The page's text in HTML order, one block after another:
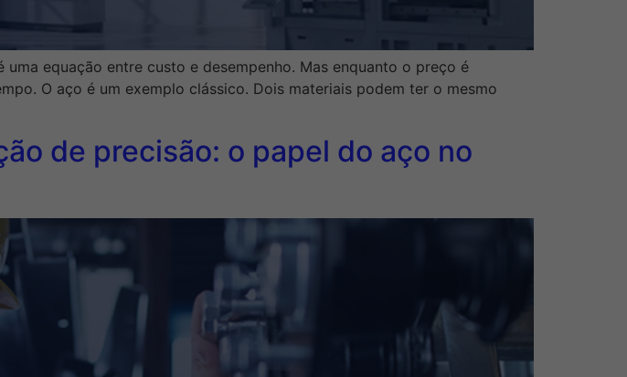
equação entre custo e desempenho. Mas enquanto o preço é
O aço é um exemplo clássico. Dois materiais podem ter o mesmo
de precisão: o papel do aço no